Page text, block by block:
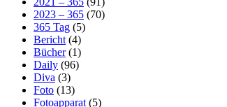
2023 – 365 (70)
365 Tag (5)
Bericht (4)
Bücher(1)
Daily (96)
Diva (3)
Foto (13)
Fotoapparat (5)